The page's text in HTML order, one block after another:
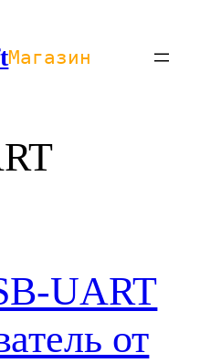
Магазин
UART
от